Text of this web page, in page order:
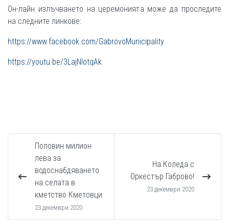
Он-лайн излъчването на церемонията може да проследите
на следните линкове:
https://www.facebook.com/GabrovoMunicipality
https://youtu.be/3LajNlotqAk
Половин милион
лева за
водоснабдяването
на селата в
кметство Кметовци
23 декември 2020
На Коледа с
Оркестър Габрово!
23 декември 2020